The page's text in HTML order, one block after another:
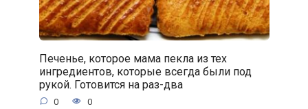
Печенье, которое мама пекла из тех
ингредиентов, которые всегда были под
рукой. Готовится на раз-два
0 0